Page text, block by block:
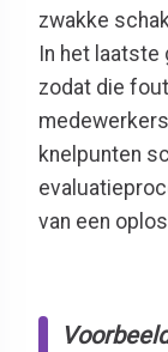
zwakke
In het laatste
zodat die
knelpunten
van een